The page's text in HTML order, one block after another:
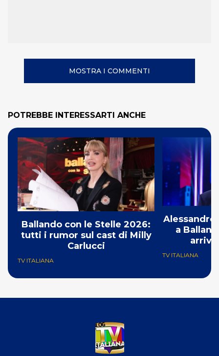
MOSTRA I COMMENTI
POTREBBE INTERESSARTI ANCHE
Ballando con le Stelle 2026:
tutti i rumor sul cast di Milly
Carlucci
TV ITALIANA
Alessandro
a
TV ITALIANA